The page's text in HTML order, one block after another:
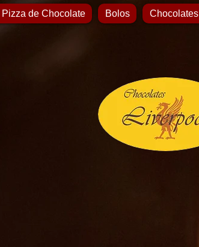
de Chocolate Bolos Chocolates